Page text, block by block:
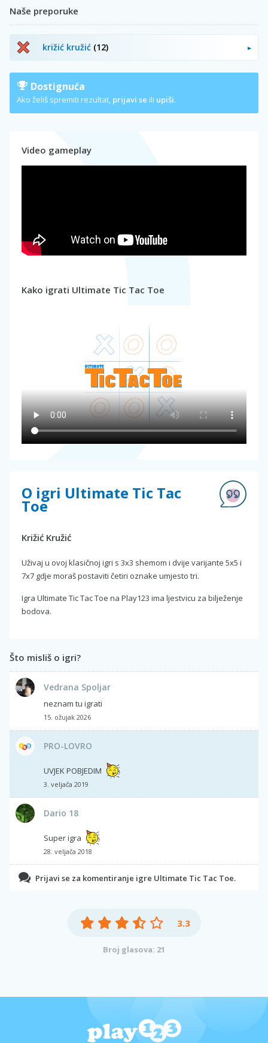
Naše preporuke
križić kružić (12)
Dostignuća
Ako želiš spremiti rezultat, prijavi se ili upiši.
Video gameplay
Kako igrati Ultimate Tic Tac Toe
O igri Ultimate Tic Tac
Toe
Križić Kružić
Uživaj u ovoj klasičnoj igri s 3x3 shemom i dvije varijante 5x5 i
7x7 gdje moraš postaviti četiri oznake umjesto tri.
Igra Ultimate Tic Tac Toe na Play123 ima ljestvicu za bilježenje
bodova.
Što misliš o igri?
Vedrana Spoljar
neznam tu igrati
15. ožujak 2026
PRO-LOVRO
UVJEK POBJEDIM
3. veljača 2019
Dario 18
Super igra
28. veljača 2018
Prijavi se za komentiranje igre Ultimate Tic Tac Toe.
3.3
Broj glasova: 21